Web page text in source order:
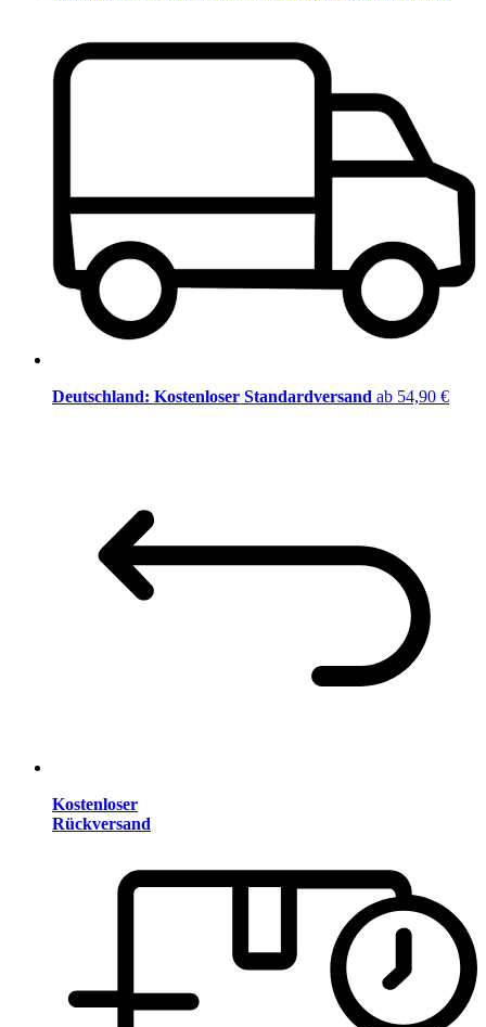
Deutschland: Kostenloser Standardversand ab 54,90 €
Kostenloser
Rückversand